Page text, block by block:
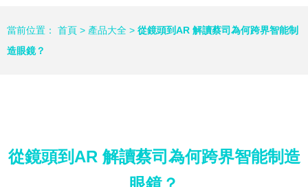
當前位置： 首頁 > 產品大全 > 從鏡頭到AR 解讀蔡司為何跨界智能制
造眼鏡？
從鏡頭到AR 解讀蔡司為何跨界智能制造